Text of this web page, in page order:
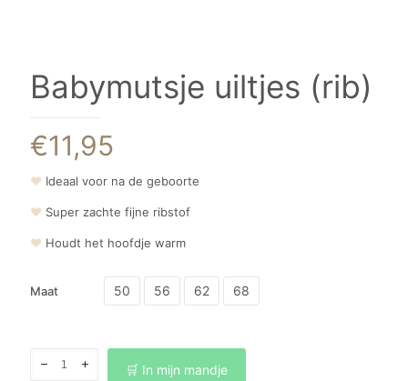
Babymutsje uiltjes (rib)
€11,95
❤ Ideaal voor na de geboorte
❤ Super zachte fijne ribstof
❤ Houdt het hoofdje warm
Maat 50 56 62 68
uiltjes
🛒 In mijn mandje